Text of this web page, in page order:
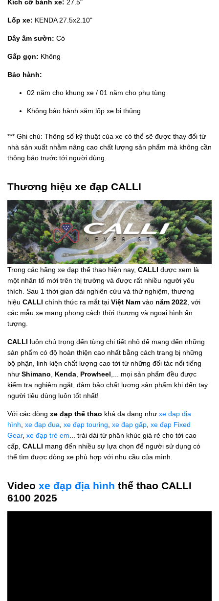
Kích cỡ bánh xe: 27.5"
Lốp xe: KENDA 27.5x2.10"
Dây âm sườn: Có
Gấp gọn: Không
Bảo hành:
02 năm cho khung xe / 01 năm cho phụ tùng
Không bảo hành săm lốp xe bị thủng
*** Ghi chú: Thông số kỹ thuật của xe có thể sẽ được thay đổi từ
nhà sản xuất nhằm nâng cao chất lượng sản phẩm mà không cần
thông báo trước tới người dùng.
Thương hiệu xe đạp CALLI
Trong các hãng xe đạp thể thao hiện nay, CALLI được xem là
một nhân tố mới trên thị trường và được rất nhiều người yêu
thích. Sau 1 thời gian dài nghiên cứu và thử nghiệm, thương
hiệu CALLI chính thức ra mắt tại Việt Nam vào năm 2022 , với
các mẫu xe mang phong cách thời thượng và ngoại hình ấn
tượng.
CALLI luôn chú trọng đến từng chi tiết nhỏ để mang đến những
sản phẩm có độ hoàn thiện cao nhất bằng cách trang bị những
bộ phận, linh kiện chất lượng cao tới từ những đối tác nổi tiếng
như Shimano Kenda Prowheel ,... mọi sản phẩm đều được
kiểm tra nghiệm ngặt, đảm bảo chất lượng sản phẩm khi đến tay
người tiêu dùng luôn tốt nhất!
Với các dòng xe đạp thể thao khá đa dạng như xe đạp địa
hình xe đạp đua xe đạp touring xe đạp gấp xe đạp Fixed
Gear, xe đạp trẻ em ... trải dài từ phân khúc giá rẻ cho tới cao
cấp, CALLI mang đến nhiều sự lựa chọn để người sử dụng có
thể tìm được dòng xe phù hợp với nhu cầu của mình.
Video xe đạp địa hình thể thao CALLI
6100 2025